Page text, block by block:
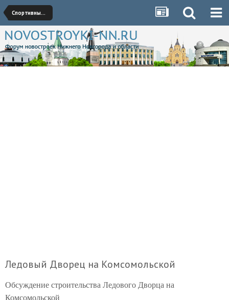
Спортивные сооружения/Стадионы/Аквапарки
Ледовый Дворец на Комсомольской
Обсуждение строительства Ледового Дворца на
Комсомольской